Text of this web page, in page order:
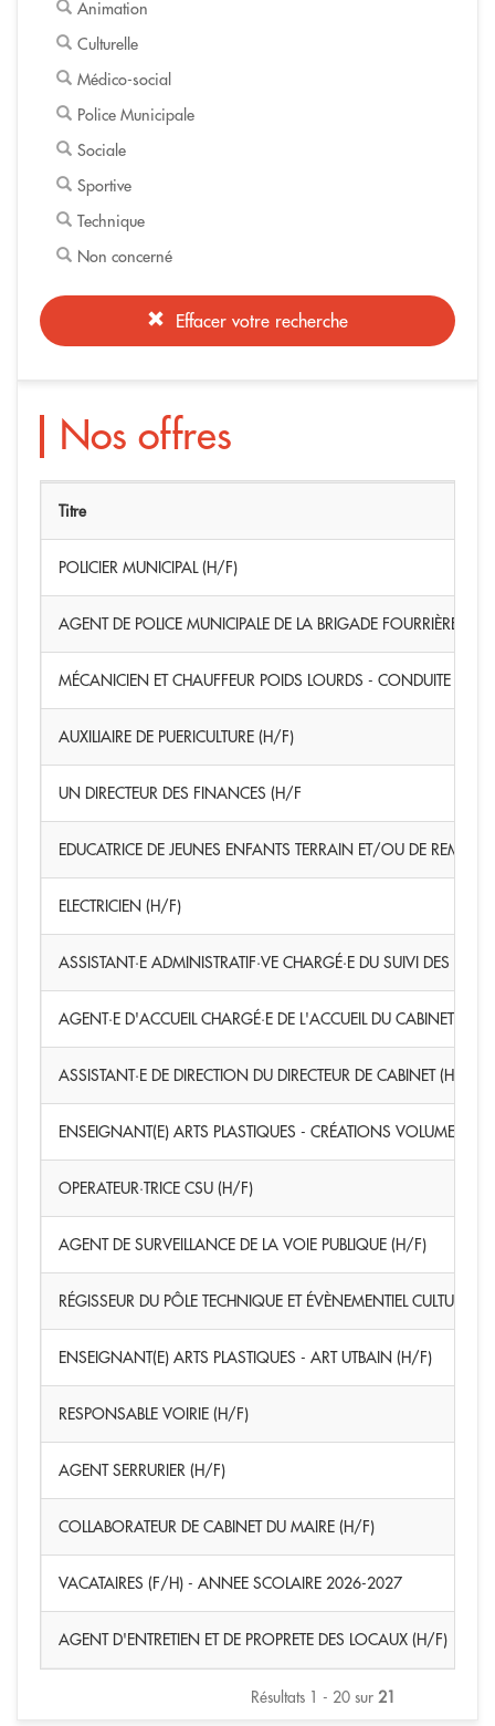
Animation
Culturelle
Médico-social
Police Municipale
Sociale
Sportive
Technique
Non concerné
Effacer votre recherche
Nos offres
Titre
POLICIER MUNICIPAL (H/F)
AGENT DE POLICE MUNICIPALE DE LA BRIGADE FOURRIÈRE (H/
MÉCANICIEN ET CHAUFFEUR POIDS LOURDS - CONDUITE
AUXILIAIRE DE PUERICULTURE (H/F)
UN DIRECTEUR DES FINANCES (H/F
EDUCATRICE DE JEUNES ENFANTS TERRAIN ET/OU DE
ELECTRICIEN (H/F)
ASSISTANT·E ADMINISTRATIF·VE CHARGÉ·E DU SUIVI DES
AGENT·E D'ACCUEIL CHARGÉ·E DE L'ACCUEIL DU CABINET ET
ASSISTANT·E DE DIRECTION DU DIRECTEUR DE CABINET (H/F)
ENSEIGNANT(E) ARTS PLASTIQUES - CRÉATIONS VOLUMES
OPERATEUR·TRICE CSU (H/F)
AGENT DE SURVEILLANCE DE LA VOIE PUBLIQUE (H/F)
RÉGISSEUR DU PÔLE TECHNIQUE ET ÉVÈNEMENTIEL CULTUREL
ENSEIGNANT(E) ARTS PLASTIQUES - ART UTBAIN (H/F)
RESPONSABLE VOIRIE (H/F)
AGENT SERRURIER (H/F)
COLLABORATEUR DE CABINET DU MAIRE (H/F)
VACATAIRES (F/H) - ANNEE SCOLAIRE 2026-2027
AGENT D'ENTRETIEN ET DE PROPRETE DES LOCAUX (H/F)
Résultats 1 - 20 sur 21